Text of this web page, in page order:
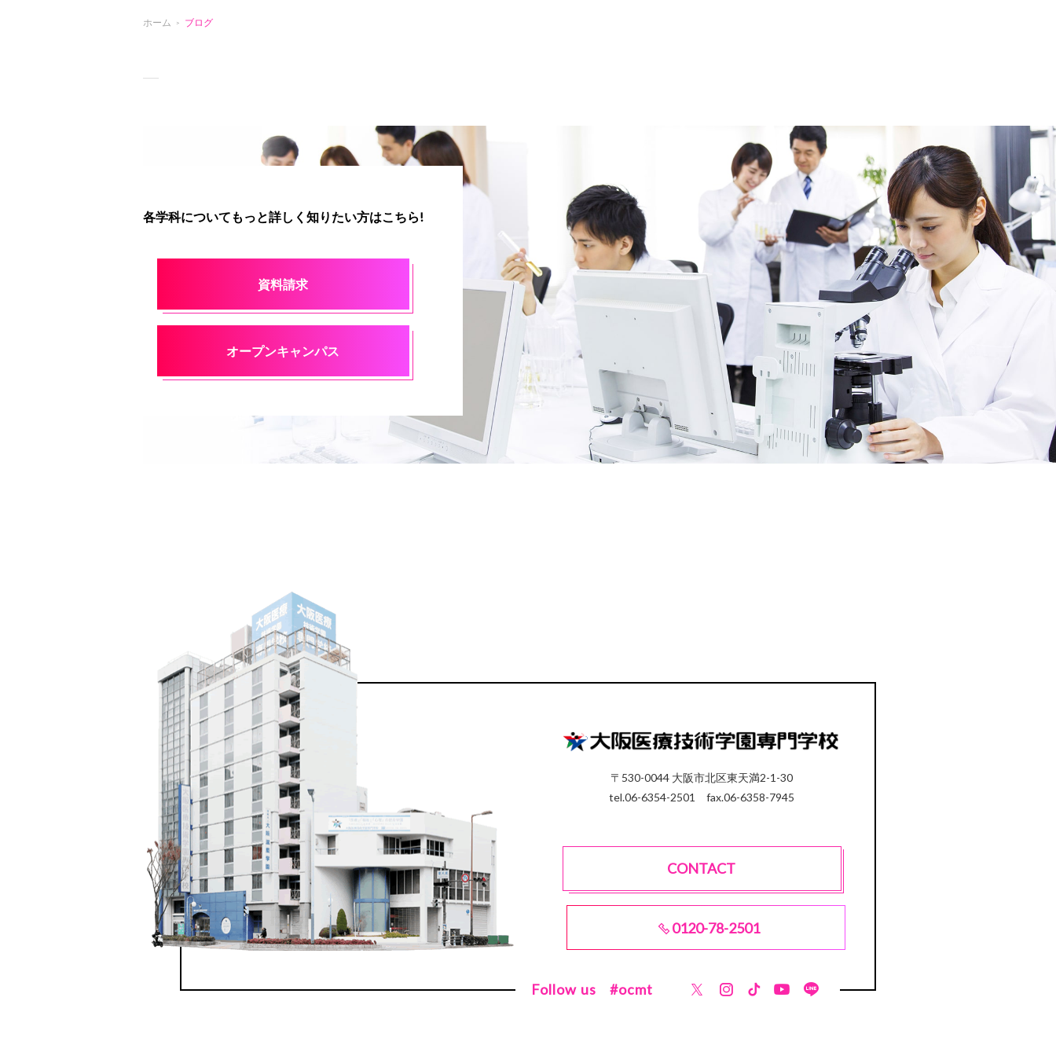
ホーム ブログ
各学科についてもっと詳しく知りたい方はこちら!
資料請求
オープンキャンパス
〒530-0044 大阪市北区東天満2-1-30
tel.06-6354-2501 fax.06-6358-7945
CONTACT
0120-78-2501
Follow us #ocmt